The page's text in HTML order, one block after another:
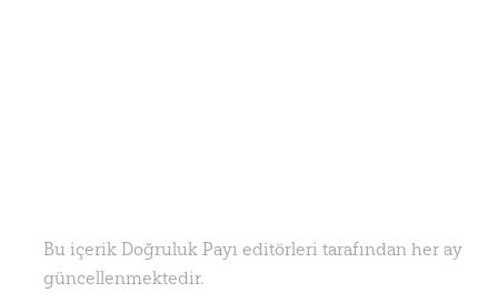
Bu içerik Doğruluk Payı editörleri tarafından her ay
güncellenmektedir.